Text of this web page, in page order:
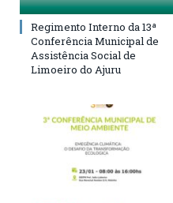
Regimento Interno da 13ª
Conferência Municipal de
Assistência Social de
Limoeiro do Ajuru